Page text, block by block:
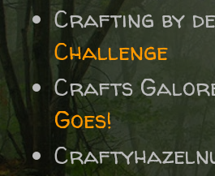
Crafting by
Challenge
Crafts
Goes!